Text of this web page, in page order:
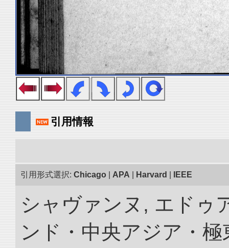
引用情報
引用形式選択: Chicago APA Harvard IEEE
シャヴァンヌ, エドゥ
ンド・中央アジア・